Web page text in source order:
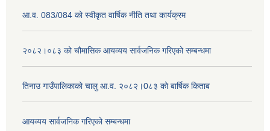
आ.व. 083/084 को स्वीकृत वार्षिक नीति तथा कार्यक्रम
२०८२।०८३ को चौमासिक आयव्यय सार्वजनिक गरिएको सम्बन्धमा
तिनाउ गाउँपालिकाको चालु आ.व. २०८२।0८३ को बार्षिक किताब
आयव्यय सार्वजनिक गरिएको सम्बन्धमा